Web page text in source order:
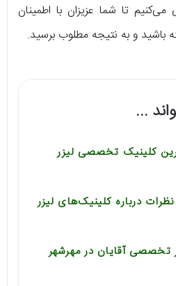
تا شما عزیزان با اطمینان
باشید و به نتیجه مطلوب برسید.
...
بهترین کلینیک تخصصی لیزر
درباره کلینیک‌های لیزر
تخصصی آقایان در مهرشهر